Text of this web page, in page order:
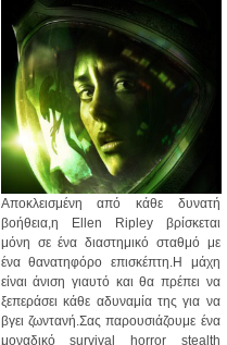
Αποκλεισμένη από κάθε δυνατή
βοήθεια,η Ellen Ripley βρίσκεται
μόνη σε ένα διαστημικό σταθμό με
ένα θανατηφόρο επισκέπτη.Η μάχη
είναι άνιση γιαυτό και θα πρέπει να
ξεπεράσει κάθε αδυναμία της για να
βγει ζωντανή.Σας παρουσιάζουμε ένα
μοναδικό survival horror stealth